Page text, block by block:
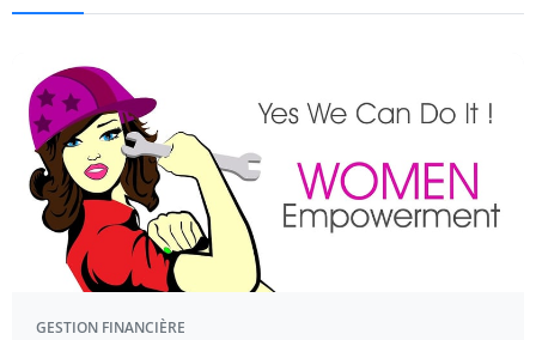
GESTION FINANCIÈRE